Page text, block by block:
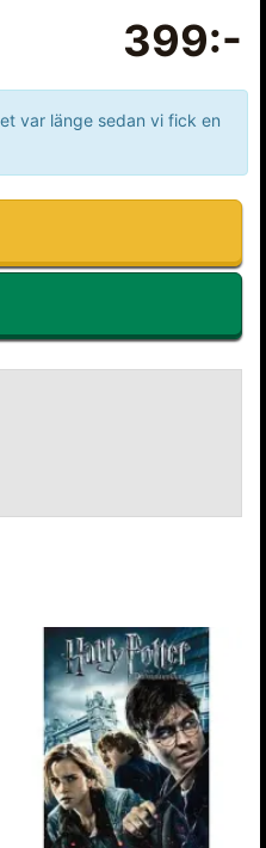
399:-
var länge sedan vi fick en